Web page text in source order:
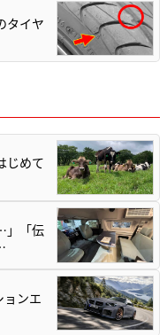
タイヤ
じめて
」「伝
ョンエ